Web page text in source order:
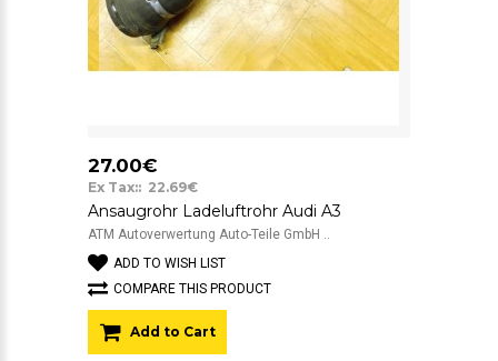
27.00€
Ex Tax:: 22.69€
Ansaugrohr Ladeluftrohr Audi A3
ATM Autoverwertung Auto-Teile GmbH ..
ADD TO WISH LIST
COMPARE THIS PRODUCT
Add to Cart